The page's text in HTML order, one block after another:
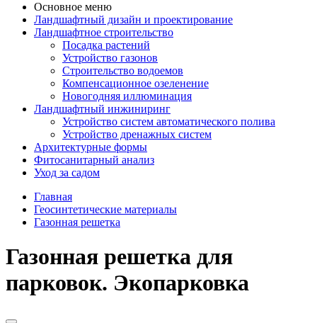
Основное меню
Ландшафтный дизайн и проектирование
Ландшафтное строительство
Посадка растений
Устройство газонов
Строительство водоемов
Компенсационное озеленение
Новогодняя иллюминация
Ландшафтный инжиниринг
Устройство систем автоматического полива
Устройство дренажных систем
Aрхитектурные формы
Фитосанитарный анализ
Уход за садом
Главная
Геосинтетические материалы
Газонная решетка
Газонная решетка для
парковок. Экопарковка